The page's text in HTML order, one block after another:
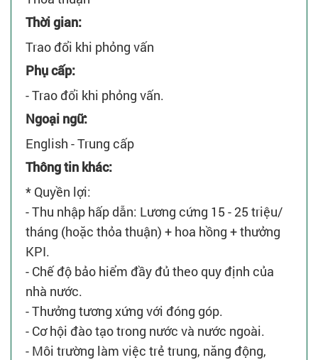
Thời gian:
Trao đổi khi phỏng vấn
Phụ cấp:
- Trao đổi khi phỏng vấn.
Ngoại ngữ:
English - Trung cấp
Thông tin khác:
* Quyền lợi:
- Thu nhập hấp dẫn: Lương cứng 15 - 25 triệu/
tháng (hoặc thỏa thuận) + hoa hồng + thưởng
KPI.
- Chế độ bảo hiểm đầy đủ theo quy định của
nhà nước.
- Thưởng tương xứng với đóng góp.
- Cơ hội đào tạo trong nước và nước ngoài.
- Môi trường làm việc trẻ trung, năng động,